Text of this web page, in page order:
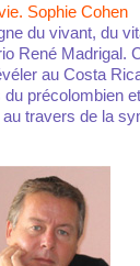
Sophie Cohen
du vivant, du
René Madrigal.
au Costa
précolombien
travers de la